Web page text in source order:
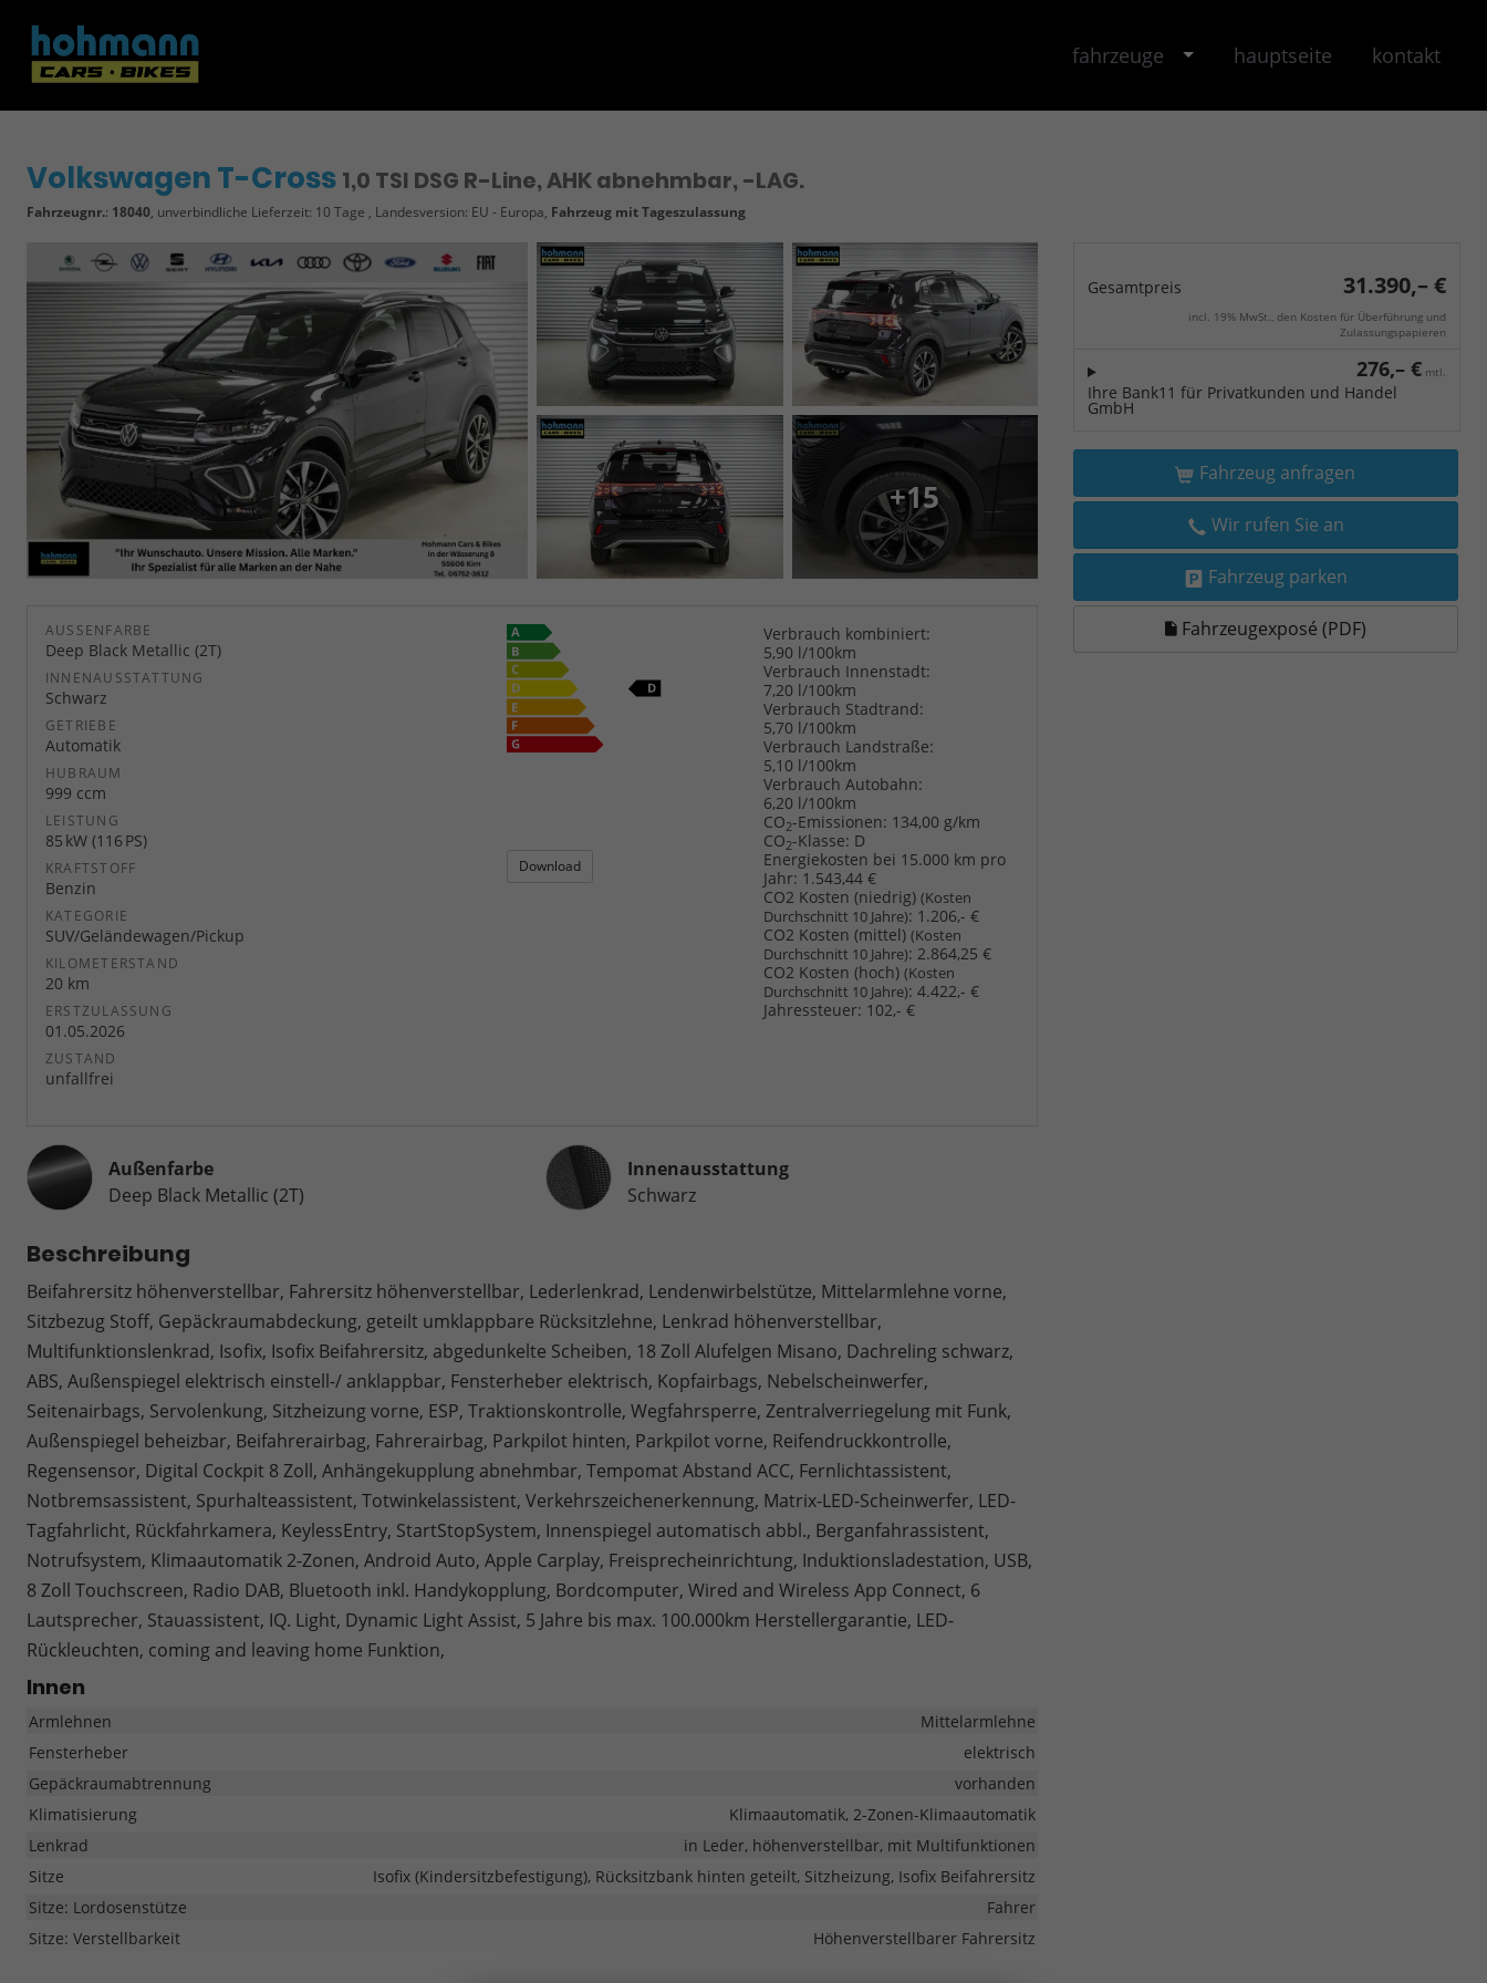
fahrzeuge hauptseite kontakt
Volkswagen T-Cross 1,0 TSI DSG R-Line, AHK abnehmbar, -LAG.
Fahrzeugnr.: 18040, unverbindliche Lieferzeit: 10 Tage , Landesversion: EU - Europa, Fahrzeug mit Tageszulassung
Gesamtpreis 31.390,– €
incl. 19% MwSt., den Kosten für Überführung und
Zulassungspapieren
276,– € mtl.
Ihre Bank11 für Privatkunden und Handel
GmbH
Fahrzeug anfragen
Wir rufen Sie an
Fahrzeug parken
Fahrzeugexposé (PDF)
+15
AUSSENFARBE
Deep Black Metallic (2T)
INNENAUSSTATTUNG
Schwarz
GETRIEBE
Automatik
HUBRAUM
999 ccm
LEISTUNG
85 kW (116 PS)
KRAFTSTOFF
Benzin
KATEGORIE
SUV/Geländewagen/Pickup
KILOMETERSTAND
20 km
ERSTZULASSUNG
01.05.2026
ZUSTAND
unfallfrei
Verbrauch kombiniert:
5,90 l/100km
Verbrauch Innenstadt:
7,20 l/100km
Verbrauch Stadtrand:
5,70 l/100km
Verbrauch Landstraße:
5,10 l/100km
Verbrauch Autobahn:
6,20 l/100km
CO2-Emissionen: 134,00 g/km
CO2-Klasse: D
Download
Energiekosten bei 15.000 km pro
Jahr: 1.543,44 €
CO2 Kosten (niedrig) (Kosten
Durchschnitt 10 Jahre): 1.206,- €
CO2 Kosten (mittel) (Kosten
Durchschnitt 10 Jahre): 2.864,25 €
CO2 Kosten (hoch) (Kosten
Durchschnitt 10 Jahre): 4.422,- €
Jahressteuer: 102,- €
Außenfarbe
Deep Black Metallic (2T)
InnenausstattungInnenausstattung
Schwarz
Beschreibung
Beifahrersitz höhenverstellbar, Fahrersitz höhenverstellbar, Lederlenkrad, Lendenwirbelstütze, Mittelarmlehne vorne,
Sitzbezug Stoff, Gepäckraumabdeckung, geteilt umklappbare Rücksitzlehne, Lenkrad höhenverstellbar,
Multifunktionslenkrad, Isofix, Isofix Beifahrersitz, abgedunkelte Scheiben, 18 Zoll Alufelgen Misano, Dachreling schwarz,
ABS, Außenspiegel elektrisch einstell-/ anklappbar, Fensterheber elektrisch, Kopfairbags, Nebelscheinwerfer,
Seitenairbags, Servolenkung, Sitzheizung vorne, ESP, Traktionskontrolle, Wegfahrsperre, Zentralverriegelung mit Funk,
Außenspiegel beheizbar, Beifahrerairbag, Fahrerairbag, Parkpilot hinten, Parkpilot vorne, Reifendruckkontrolle,
Regensensor, Digital Cockpit 8 Zoll, Anhängekupplung abnehmbar, Tempomat Abstand ACC, Fernlichtassistent,
Notbremsassistent, Spurhalteassistent, Totwinkelassistent, Verkehrszeichenerkennung, Matrix-LED-Scheinwerfer, LED-
Tagfahrlicht, Rückfahrkamera, KeylessEntry, StartStopSystem, Innenspiegel automatisch abbl., Berganfahrassistent,
Notrufsystem, Klimaautomatik 2-Zonen, Android Auto, Apple Carplay, Freisprecheinrichtung, Induktionsladestation, USB,
8 Zoll Touchscreen, Radio DAB, Bluetooth inkl. Handykopplung, Bordcomputer, Wired and Wireless App Connect, 6
Lautsprecher, Stauassistent, IQ. Light, Dynamic Light Assist, 5 Jahre bis max. 100.000km Herstellergarantie, LED-
Rückleuchten, coming and leaving home Funktion,
Innen
Armlehnen
Mittelarmlehne
Fensterheber
elektrisch
Gepäckraumabtrennung
vorhanden
Klimatisierung
Klimaautomatik, 2-Zonen-Klimaautomatik
Lenkrad
in Leder, höhenverstellbar, mit Multifunktionen
Sitze
Isofix (Kindersitzbefestigung), Rücksitzbank hinten geteilt, Sitzheizung, Isofix Beifahrersitz
Sitze: Lordosenstütze
Fahrer
Sitze: Verstellbarkeit
Höhenverstellbarer Fahrersitz